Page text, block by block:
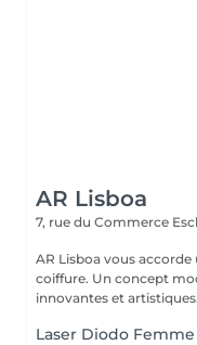
AR Lisboa
7, rue du Commerce
AR Lisboa vous
coiffure. Un concept
innovantes et artistiques.
Laser Diodo Femme